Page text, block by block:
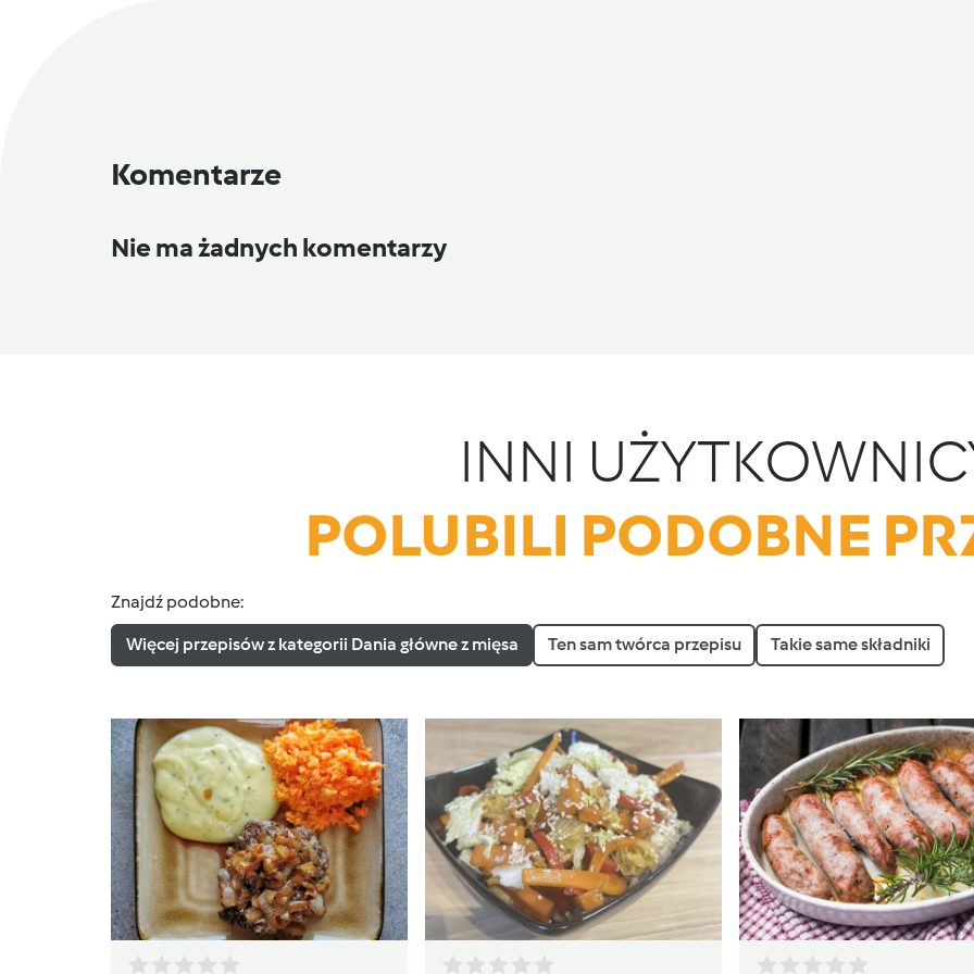
Komentarze
Nie ma żadnych komentarzy
INNI
POLUBILI PODOBNE
Znajdź podobne:
Więcej przepisów z kategorii Dania główne z mięsa Ten sam twórca przepisu Takie same składniki